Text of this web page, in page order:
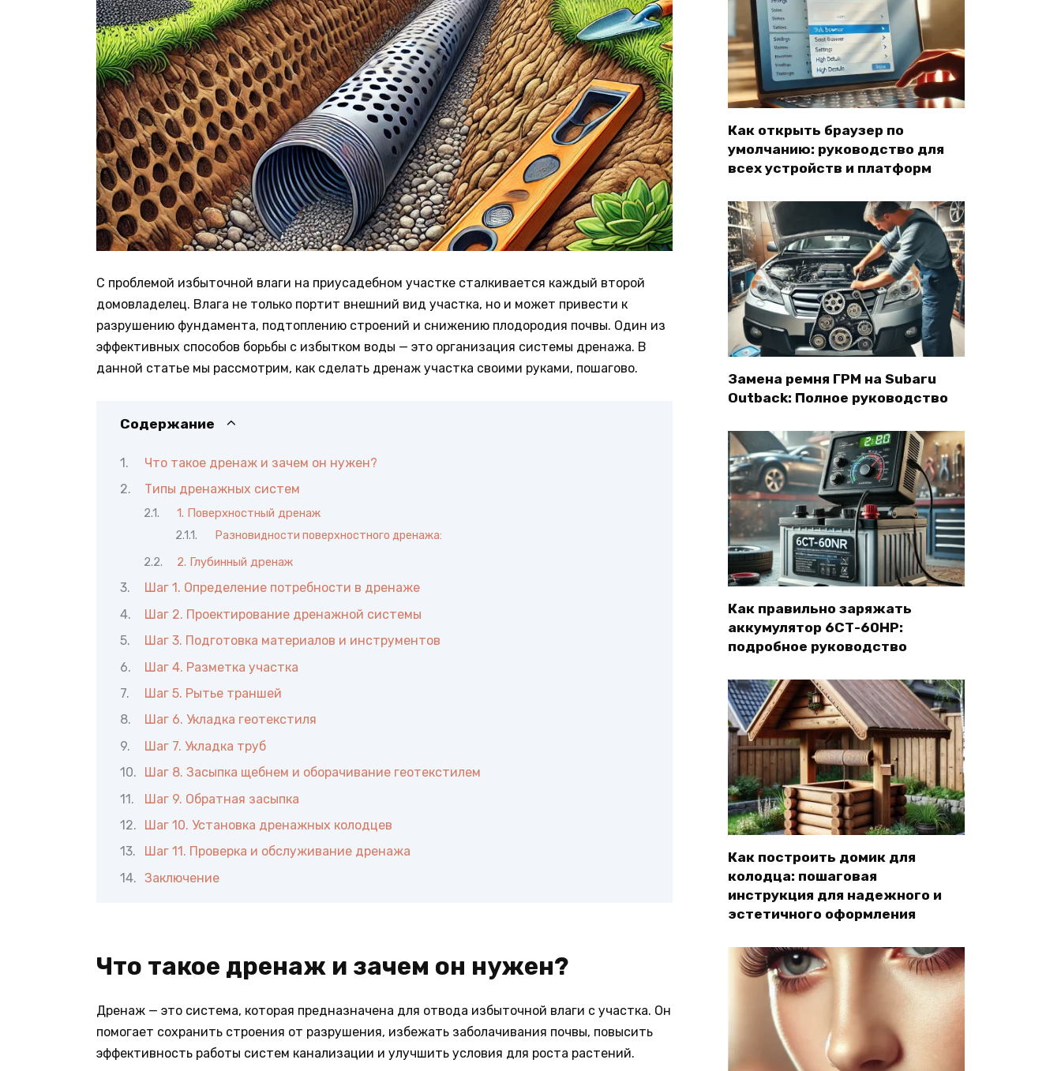
С проблемой избыточной влаги на приусадебном участке сталкивается каждый второй
домовладелец. Влага не только портит внешний вид участка, но и может привести к
разрушению фундамента, подтоплению строений и снижению плодородия почвы. Один из
эффективных способов борьбы с избытком воды — это организация системы дренажа. В
данной статье мы рассмотрим, как сделать дренаж участка своими руками, пошагово.
Содержание
Что такое дренаж и зачем он нужен?
Типы дренажных систем
1. Поверхностный дренаж
Разновидности поверхностного дренажа:
2. Глубинный дренаж
Шаг 1. Определение потребности в дренаже
Шаг 2. Проектирование дренажной системы
Шаг 3. Подготовка материалов и инструментов
Шаг 4. Разметка участка
Шаг 5. Рытье траншей
Шаг 6. Укладка геотекстиля
Шаг 7. Укладка труб
Шаг 8. Засыпка щебнем и оборачивание геотекстилем
Шаг 9. Обратная засыпка
Шаг 10. Установка дренажных колодцев
Шаг 11. Проверка и обслуживание дренажа
Заключение
Что такое дренаж и зачем он нужен?
Дренаж — это система, которая предназначена для отвода избыточной влаги с участка. Он
помогает сохранить строения от разрушения, избежать заболачивания почвы, повысить
эффективность работы систем канализации и улучшить условия для роста растений.
Как открыть браузер по
умолчанию: руководство для
всех устройств и платформ
Замена ремня ГРМ на Subaru
Outback: Полное руководство
Как правильно заряжать
аккумулятор 6СТ-60НР:
подробное руководство
Как построить домик для
колодца: пошаговая
инструкция для надежного и
эстетичного оформления